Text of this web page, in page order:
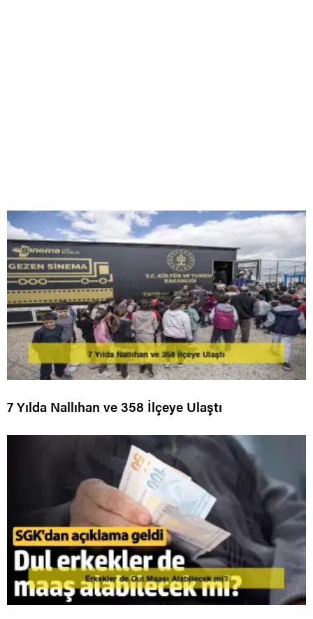
7 Yılda Nallıhan ve 358 İlçeye Ulaştı